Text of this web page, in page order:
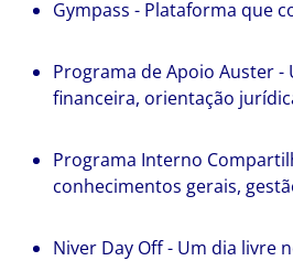
Gympass - Plataforma que
Programa de Apoio Auster
financeira, orientação
Programa Interno
conhecimentos gerais,
Niver Day Off - Um dia livre